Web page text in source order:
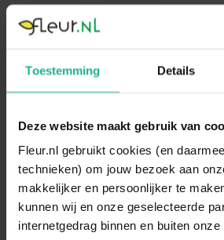
Toestemming Details
Deze website maakt gebruik van
Fleur.nl gebruikt cookies (en
technieken) om jouw bezoek aan
makkelijker en persoonlijker te
kunnen wij en onze geselecteerde
internetgedrag binnen en buiten
Luchtzuiverend
Specificaties
Standplaats Halfschaduw
Standplaats
omschrijving
De Dracaena behoeft
kan dus goed in de
plek voor een raam
daarom erg geschikt.
maximaal drie uur
voor het bereiken